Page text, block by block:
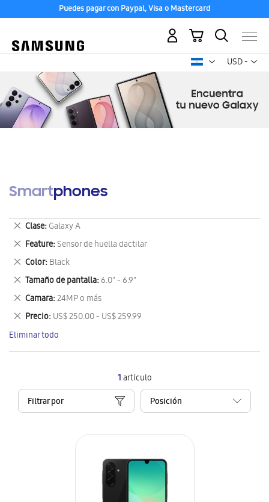
Puedes pagar con Paypal, Visa o Mastercard
USD -
dólar
Mi carrito
Smartphones
1artículo
Filtrar por
Clase Galaxy A
Eliminar
este
artículo
Feature Sensor de huella dactilar
Eliminar
este
artículo
Color Black
Eliminar
este
artículo
Tamaño de pantalla 6.0" - 6.9"
Eliminar
este
artículo
Camara 24MP o más
Eliminar
este
artículo
Precio US$ 250.00 - US$ 259.99
Eliminar
este
artículo
Eliminar todo